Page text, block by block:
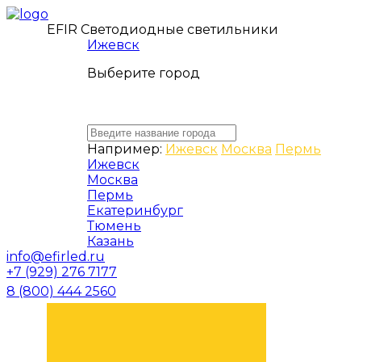
EFIR Светодиодные светильники
Ижевск
Выберите город
Например: Ижевск Москва Пермь
Ижевск
Москва
Пермь
Екатеринбург
Тюмень
Казань
info@efirled.ru
+7 (929) 276 7177
8 (800) 444 2560